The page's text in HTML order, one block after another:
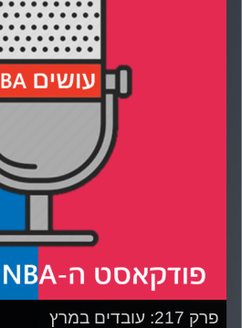
קרדיט תמונות:עידן לוצקי
פרק 217: עובדים במרץ